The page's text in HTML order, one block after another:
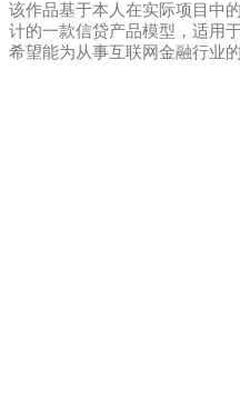
该作品基于本人在实际项目中
计的一款信贷产品模型，适用
希望能为从事互联网金融行业